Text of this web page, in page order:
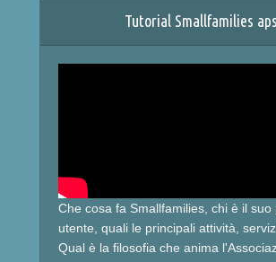
Tutorial Smallfamilies aps
Che cosa fa Smallfamilies, chi è il suo
utente, quali le principali attività,
Qual è la filosofia che anima